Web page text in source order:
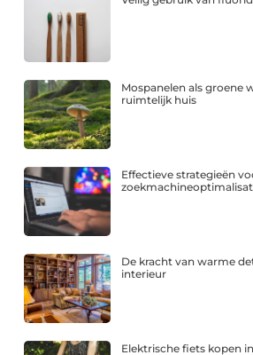
Mospanelen als groene
ruimtelijk huis
Effectieve strategieën
De kracht van warme
interieur
Elektrische fiets kopen